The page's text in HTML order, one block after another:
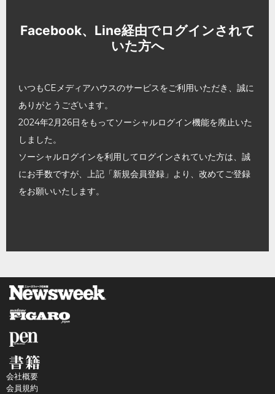
Facebook、Line経由でログインされて
いた方へ
いつもCEメディアハウスのサービスをご利用いただき、誠に
ありがとうございます。
2024年2月26日をもってソーシャルログイン機能を廃止いた
しました。
ソーシャルログインを利用してログインされていた方は、誠
にお手数ですが、上記「新規会員登録」より、改めてご登録
をお願いいたします。
会社概要
会員規約